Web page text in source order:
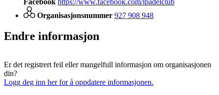
Facebook https://www.facebook.com/lpadelclub
Organisasjonsnummer 927 908 948
Endre informasjon
Er det registrert feil eller mangelfull informasjon om organisasjonen
din?
Logg deg inn her for å oppdatere informasjonen.